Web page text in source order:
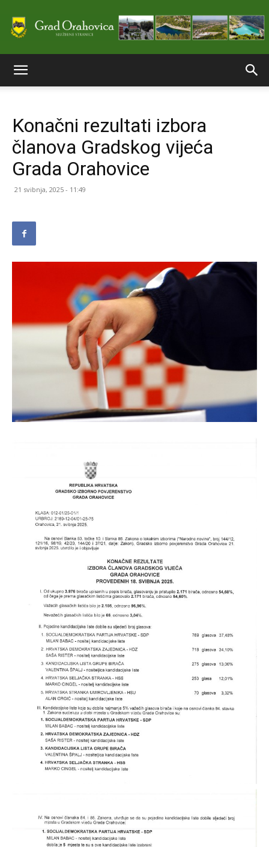
stranice
Grada
Konačni rezultati izbora
članova Gradskog vijeća
Grada Orahovice
21 svibnja, 2025 - 11:49